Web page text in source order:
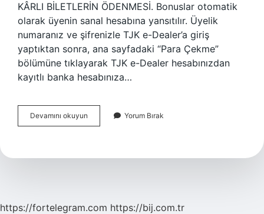
KÂRLI BİLETLERİN ÖDENMESİ. Bonuslar otomatik
olarak üyenin sanal hesabına yansıtılır. Üyelik
numaranız ve şifrenizle TJK e-Dealer’a giriş
yaptıktan sonra, ana sayfadaki “Para Çekme”
bölümüne tıklayarak TJK e-Dealer hesabınızdan
kayıtlı banka hesabınıza…
Devamını okuyun
Lıda
Ne
Yorum Bırak
https://fortelegram.com https://bij.com.tr